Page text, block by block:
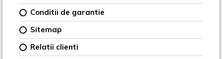
Conditii de garantie
Sitemap
Relatii clienti